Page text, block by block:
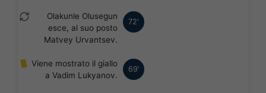
72'
Olakunle Olusegun
esce, al suo posto
Matvey Urvantsev.
69'
Viene mostrato il giallo
a Vadim Lukyanov.